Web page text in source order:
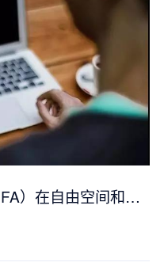
）在自由空间和手